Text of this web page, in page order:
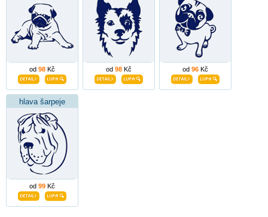
od 98 Kč od 98 Kč od 96 Kč
hlava šarpeje
od 99 Kč